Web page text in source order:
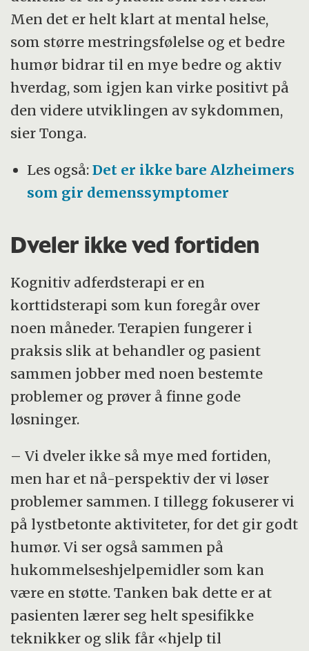
adferdsterapi og hukommelseshjelpemidler,
mens de andre som er inkludert får vanlig
oppfølging.
Studien tar utgangspunkt i 200 pasienter og
deres nærmeste pårørende, og ser på
vaner og tilpasning i hverdagen fra tidlig i
sykdomsforløpet.
Prosjektleder Ingun Ulstein, stipendiat
Johanne Tonga Bjørnstad
og prosjektmedarbeider Vibeke Salicath
Gordner.
Men det er helt klart at mental helse,
som større mestringsfølelse og et bedre
humør bidrar til en mye bedre og aktiv
hverdag, som igjen kan virke positivt på
den videre utviklingen av sykdommen,
sier Tonga.
Les også:Det er ikke bare Alzheimers
som gir demenssymptomer
Dveler ikke ved fortiden
Kognitiv adferdsterapi er en
korttidsterapi som kun foregår over
noen måneder. Terapien fungerer i
praksis slik at behandler og pasient
sammen jobber med noen bestemte
problemer og prøver å finne gode
løsninger.
– Vi dveler ikke så mye med fortiden,
men har et nå-perspektiv der vi løser
problemer sammen. I tillegg fokuserer vi
på lystbetonte aktiviteter, for det gir godt
humør. Vi ser også sammen på
hukommelseshjelpemidler som kan
være en støtte. Tanken bak dette er at
pasienten lærer seg helt spesifikke
teknikker og slik får «hjelp til